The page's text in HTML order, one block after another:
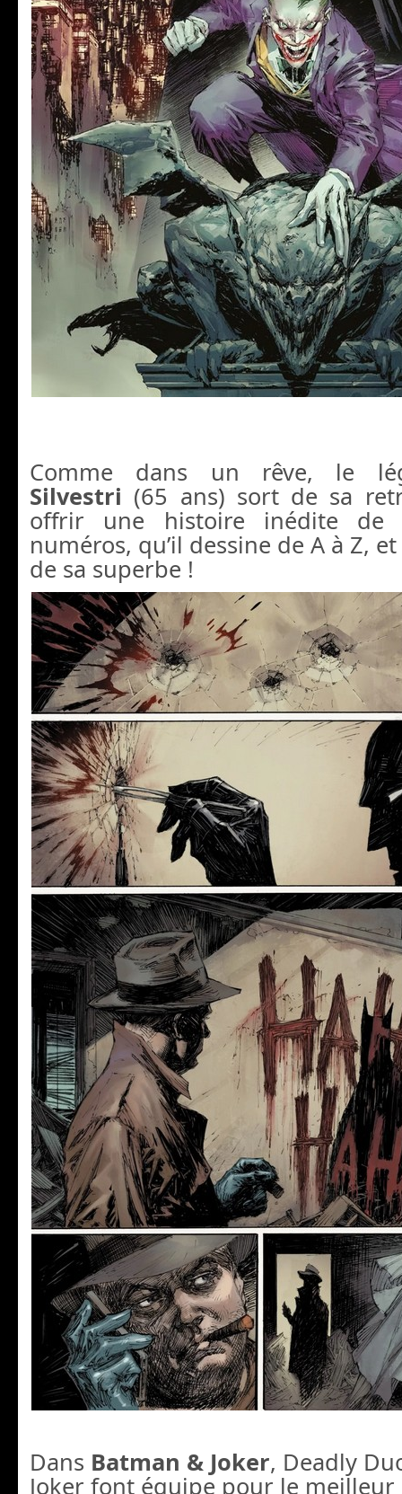
Comme dans un rêve, le
Silvestri (65 ans) sort de sa
offrir une histoire inédite
numéros, qu’il dessine de A à Z,
de sa superbe !
Dans Batman & Joker, Deadly
Joker font équipe pour le